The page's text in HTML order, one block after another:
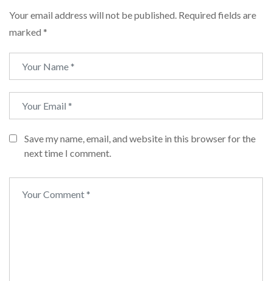
Your email address will not be published. Required fields are
marked *
Save my name, email, and website in this browser for the
next time I comment.